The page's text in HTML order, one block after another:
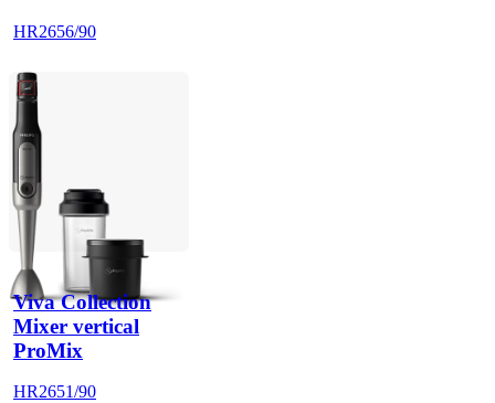
HR2656/90
Viva Collection
Mixer vertical
ProMix
HR2651/90